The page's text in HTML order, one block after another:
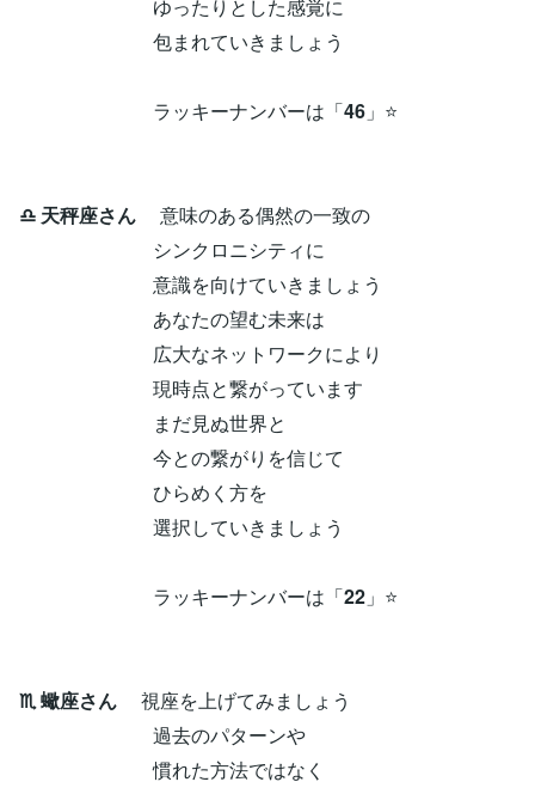
ゆったりとした感覚に
包まれていきましょう
ラッキーナンバーは「46 」⭐
♎ 天秤座さん 意味のある偶然の一致の
シンクロニシティに
意識を向けていきましょう
あなたの望む未来は
広大なネットワークにより
現時点と繋がっています
まだ見ぬ世界と
今との繋がりを信じて
ひらめく方を
選択していきましょう
ラッキーナンバーは「22 」⭐
♏ 蠍座さん 視座を上げてみましょう
過去のパターンや
慣れた方法ではなく